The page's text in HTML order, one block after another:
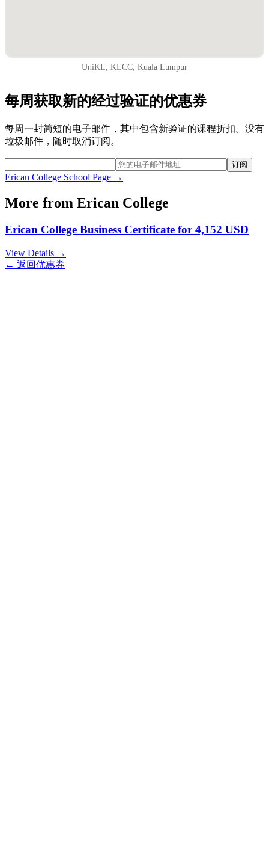
UniKL, KLCC, Kuala Lumpur
每周获取新的经过验证的优惠券
每周一封简短的电子邮件，其中包含新验证的课程折扣。没有
垃圾邮件，随时取消订阅。
订阅
Erican College School Page →
More from Erican College
Erican College Business Certificate for 4,152 USD
View Details →
← 返回优惠券